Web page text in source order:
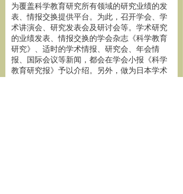
为覆盖科学教育研究所有领域的研究业绩的发
表、情报交换提供平台。为此，召开学会、学
术讲演会、研究发表会及研讨会等。学术研究
的业绩发表、情报交换的学会杂志《科学教育
研究》、适时的学术情报、研究会、年会情
报、国际会议等新闻，都会在学会小报《科学
教育研究报》予以介绍。另外，做为日本学术